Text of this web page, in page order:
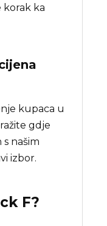
korak ka
kupaca u
gdje
našim
izbor.
F?